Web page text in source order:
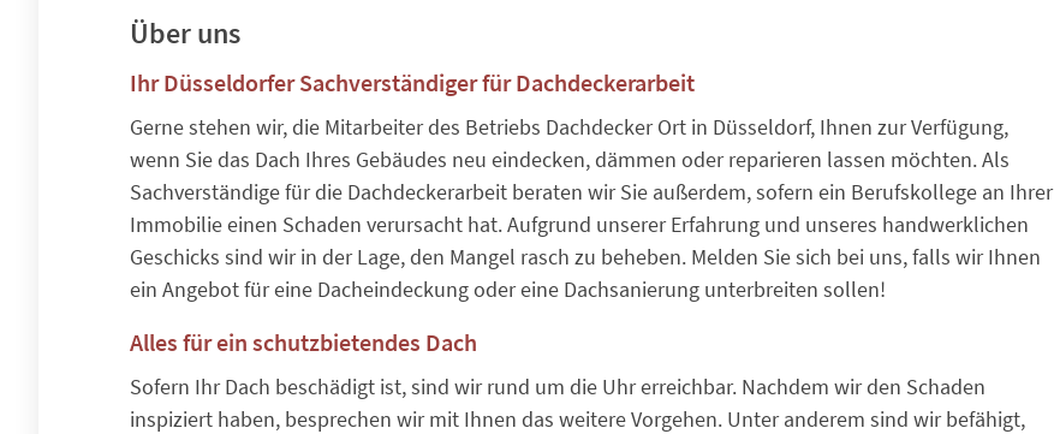
Über uns
Ihr Düsseldorfer Sachverständiger für Dachdeckerarbeit
Gerne stehen wir, die Mitarbeiter des Betriebs Dachdecker Ort in Düsseldorf, Ihnen zur Verfügung,
wenn Sie das Dach Ihres Gebäudes neu eindecken, dämmen oder reparieren lassen möchten. Als
Sachverständige für die Dachdeckerarbeit beraten wir Sie außerdem, sofern ein Berufskollege an Ihrer
Immobilie einen Schaden verursacht hat. Aufgrund unserer Erfahrung und unseres handwerklichen
Geschicks sind wir in der Lage, den Mangel rasch zu beheben. Melden Sie sich bei uns, falls wir Ihnen
ein Angebot für eine Dacheindeckung oder eine Dachsanierung unterbreiten sollen!
Alles für ein schutzbietendes Dach
Sofern Ihr Dach beschädigt ist, sind wir rund um die Uhr erreichbar. Nachdem wir den Schaden
inspiziert haben, besprechen wir mit Ihnen das weitere Vorgehen. Unter anderem sind wir befähigt,